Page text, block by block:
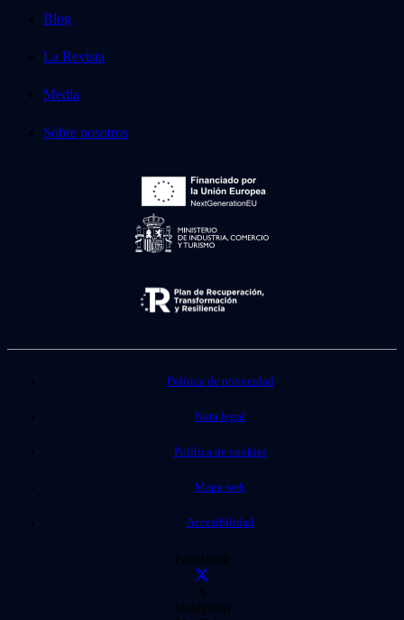
Blog
La Revista
Media
Sobre nosotros
Política de privacidad
Nota legal
Política de cookies
Mapa web
Accesibilidad
Facebook
X
Instagram